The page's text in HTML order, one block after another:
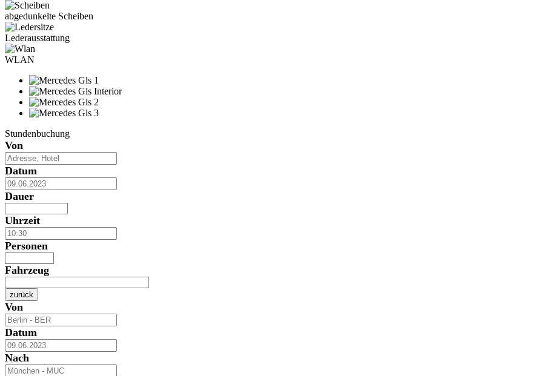
abgedunkelte Scheiben
Lederausstattung
WLAN
Stundenbuchung
Von
Datum
Dauer
Uhrzeit
Personen
Fahrzeug
zurück
Von
Datum
Nach